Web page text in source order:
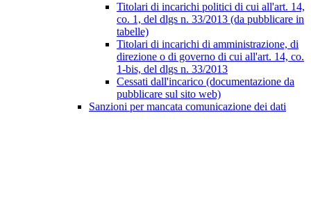
Titolari di incarichi politici di cui all'art. 14,
co. 1, del dlgs n. 33/2013 (da pubblicare in
tabelle)
Titolari di incarichi di amministrazione, di
direzione o di governo di cui all'art. 14, co.
1-bis, del dlgs n. 33/2013
Cessati dall'incarico (documentazione da
pubblicare sul sito web)
Sanzioni per mancata comunicazione dei dati